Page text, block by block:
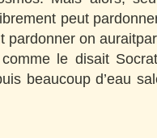
peut
pardonner on
le disait
beaucoup d’eau